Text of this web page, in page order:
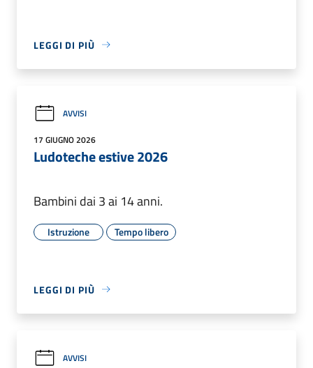
LEGGI DI PIÙ
AVVISI
17 GIUGNO 2026
Ludoteche estive 2026
Bambini dai 3 ai 14 anni.
Istruzione Tempo libero
LEGGI DI PIÙ
AVVISI